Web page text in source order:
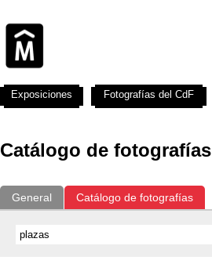
Catálogo de fotografías
General Catálogo de fotografías
Exposiciones Fotografías del CdF